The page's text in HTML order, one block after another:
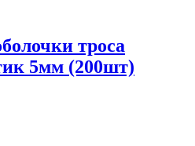
троса
5мм (200шт)